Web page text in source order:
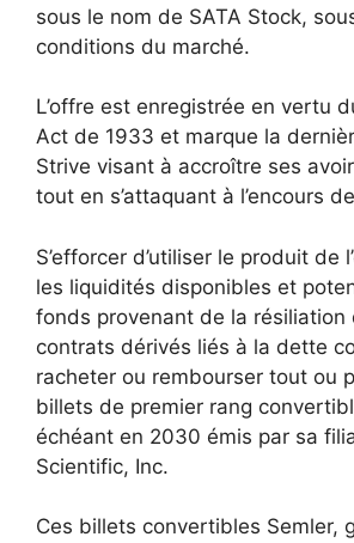
sous le nom de SATA Stock,
conditions du marché.
L’offre est enregistrée en vertu
Act de 1933 et marque la
Strive visant à accroître ses
tout en s’attaquant à l’encours
S’efforcer d’utiliser le produit de
les liquidités disponibles et
fonds provenant de la résiliation
contrats dérivés liés à la dette
racheter ou rembourser tout ou
billets de premier rang
échéant en 2030 émis par sa
Scientific, Inc.
Ces billets convertibles Semler,